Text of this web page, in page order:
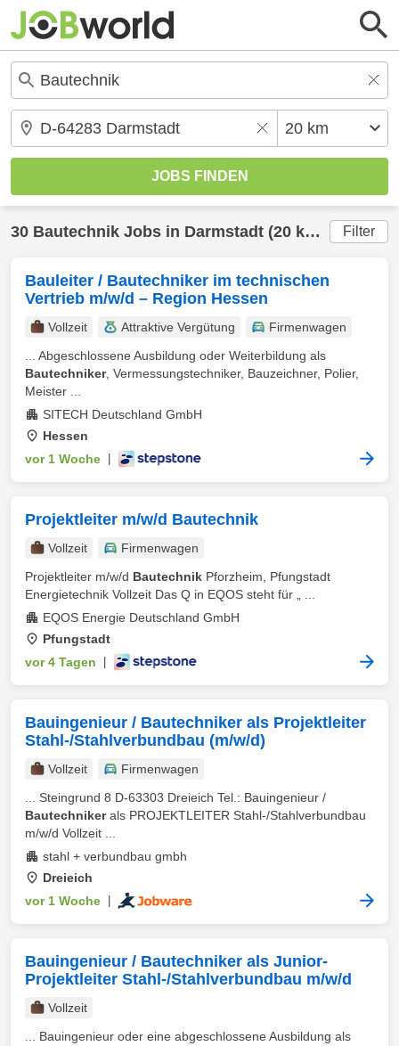
30 Bautechnik Jobs in Darmstadt (20 km) gefunden Filter
Bauleiter / Bautechniker im technischen
Vertrieb m/w/d – Region Hessen
Vollzeit Attraktive Vergütung
Firmenwagen
... Abgeschlossene Ausbildung oder Weiterbildung als
Bautechniker, Vermessungstechniker, Bauzeichner, Polier,
Meister ...
SITECH Deutschland GmbH
Hessen
vor 1 Woche
Projektleiter m/w/d Bautechnik
Vollzeit
Firmenwagen
Projektleiter m/w/d Bautechnik Pforzheim, Pfungstadt
Energietechnik Vollzeit Das Q in EQOS steht für „ ...
EQOS Energie Deutschland GmbH
Pfungstadt
vor 4 Tagen
Bauingenieur / Bautechniker als Projektleiter
Stahl-/Stahlverbundbau (m/w/d)
Vollzeit
Firmenwagen
... Steingrund 8 D-63303 Dreieich Tel.: Bauingenieur /
Bautechnikerals PROJEKTLEITER Stahl-/Stahlverbundbau
m/w/d Vollzeit ...
stahl + verbundbau gmbh
Dreieich
vor 1 Woche
Bauingenieur / Bautechniker als Junior-
Projektleiter Stahl-/Stahlverbundbau m/w/d
Vollzeit
... Bauingenieur oder eine abgeschlossene Ausbildung als